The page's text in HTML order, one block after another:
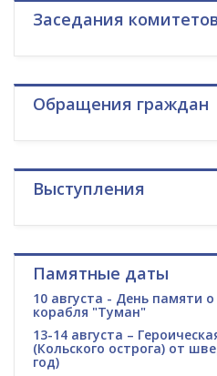
Заседания комитетов
Обращения граждан
Выступления
Памятные даты
10 августа - День памяти
корабля "Туман"
13-14 августа –
(Кольского острога) от
год)